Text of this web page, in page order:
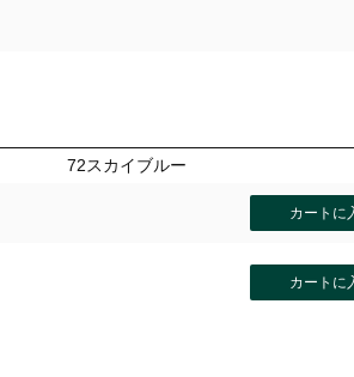
72スカイブルー
カートに
カートに